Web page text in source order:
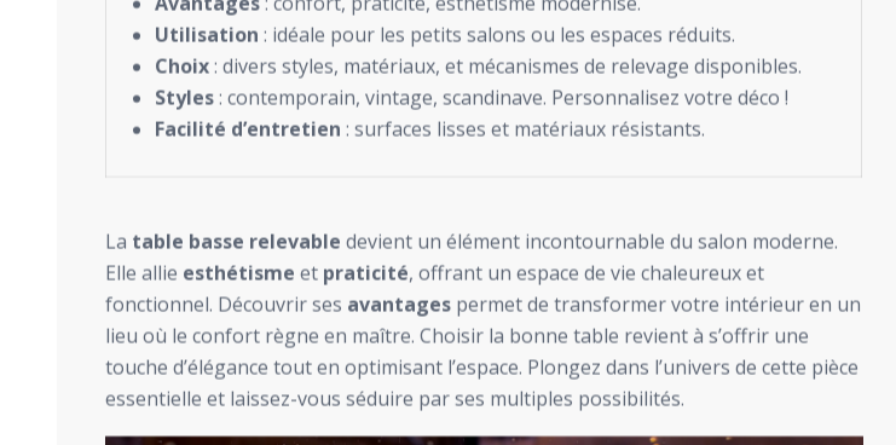
Utilisation : idéale pour les petits salons ou les espaces réduits.
Choix: divers styles, matériaux, et mécanismes de relevage disponibles.
Styles: contemporain, vintage, scandinave. Personnalisez votre déco !
Facilité d’entretien : surfaces lisses et matériaux résistants.
La table basse relevable devient un élément incontournable du salon moderne.
Elle allie esthétisme et praticité, offrant un espace de vie chaleureux et
fonctionnel. Découvrir ses avantages permet de transformer votre intérieur en un
lieu où le confort règne en maître. Choisir la bonne table revient à s’offrir une
touche d’élégance tout en optimisant l’espace. Plongez dans l’univers de cette pièce
essentielle et laissez-vous séduire par ses multiples possibilités.